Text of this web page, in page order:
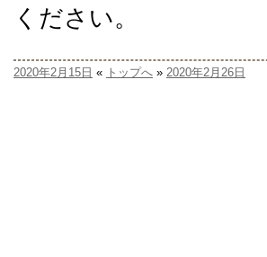
ください。
2020年2月15日 « トップへ » 2020年2月26日